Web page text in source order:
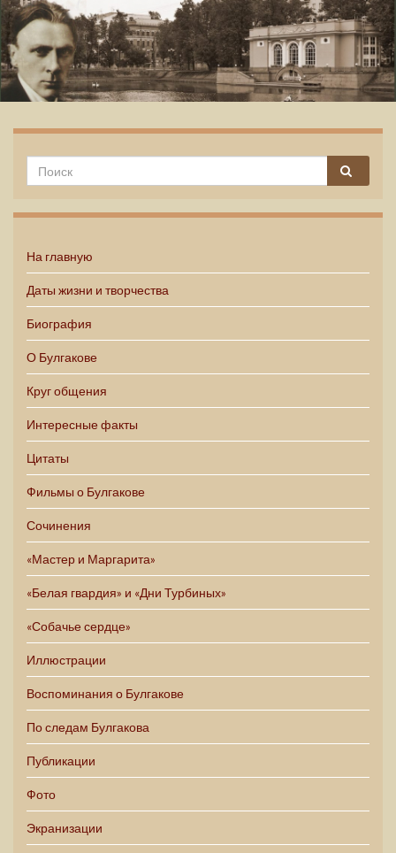
На главную
Даты жизни и творчества
Биография
О Булгакове
Круг общения
Интересные факты
Цитаты
Фильмы о Булгакове
Сочинения
«Мастер и Маргарита»
«Белая гвардия» и «Дни Турбиных»
«Собачье сердце»
Иллюстрации
Воспоминания о Булгакове
По следам Булгакова
Публикации
Фото
Экранизации